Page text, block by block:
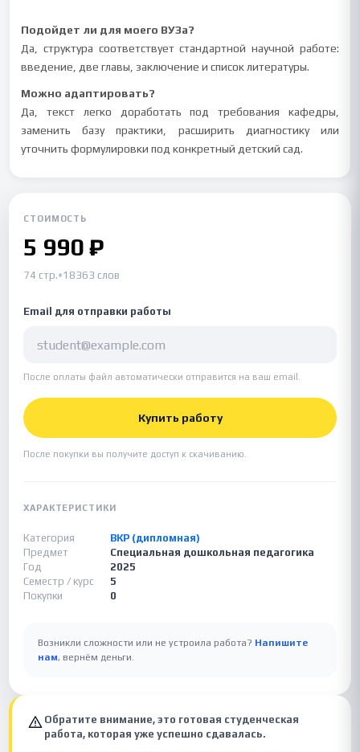
Подойдет ли для моего ВУЗа?
Да, структура соответствует стандартной научной работе:
введение, две главы, заключение и список литературы.
Можно адаптировать?
Да, текст легко доработать под требования кафедры,
заменить базу практики, расширить диагностику или
уточнить формулировки под конкретный детский сад.
СТОИМОСТЬ
5 990 ₽
74 стр.•18363 слов
Email для отправки работы
После оплаты файл автоматически отправится на ваш email.
Купить работу
После покупки вы получите доступ к скачиванию.
ХАРАКТЕРИСТИКИ
Категория
ВКР (дипломная)
Предмет
Специальная дошкольная педагогика
Год
2025
Семестр / курс
5
Покупки
0
Возникли сложности или не устроила работа? Напишите
нам, вернём деньги.
Обратите внимание, это готовая студенческая
работа, которая уже успешно сдавалась.